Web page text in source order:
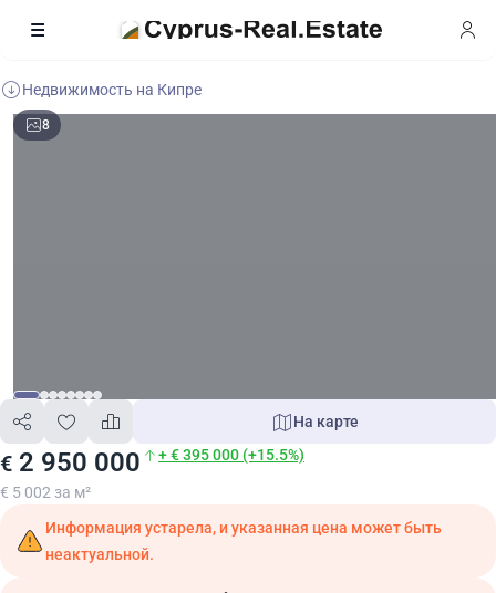
Недвижимость на Кипре
8
€ 2 950 000 + € 395 000 (+15.5%)
€ 5 002 за м²
На карте
Информация устарела, и указанная цена может быть
неактуальной.